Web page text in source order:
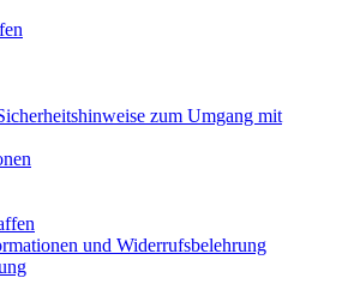
zum Umgang mit
und Widerrufsbelehrung